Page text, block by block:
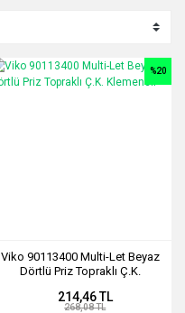
Viko 90113400 Multi-Let Beyaz
Dörtlü Priz Topraklı Ç.K.
%20
214,46 TL
268,08 TL